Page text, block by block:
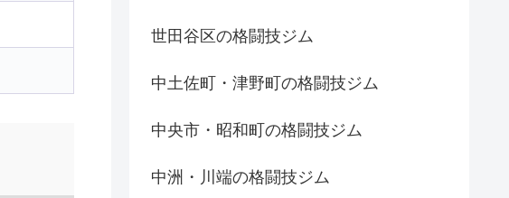
世田谷区の格闘技ジム
中土佐町・津野町の格闘技ジム
中央市・昭和町の格闘技ジム
中洲・川端の格闘技ジム